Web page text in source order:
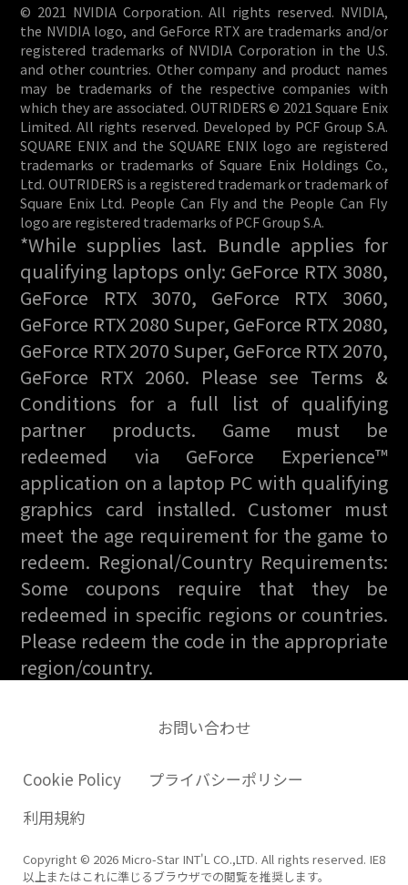
© 2021 NVIDIA Corporation. All rights reserved. NVIDIA,
the NVIDIA logo, and GeForce RTX are trademarks and/or
registered trademarks of NVIDIA Corporation in the U.S.
and other countries. Other company and product names
may be trademarks of the respective companies with
which they are associated. OUTRIDERS © 2021 Square Enix
Limited. All rights reserved. Developed by PCF Group S.A.
SQUARE ENIX and the SQUARE ENIX logo are registered
trademarks or trademarks of Square Enix Holdings Co.,
Ltd. OUTRIDERS is a registered trademark or trademark of
Square Enix Ltd. People Can Fly and the People Can Fly
logo are registered trademarks of PCF Group S.A.
*While supplies last. Bundle applies for
qualifying laptops only: GeForce RTX 3080,
GeForce RTX 3070, GeForce RTX 3060,
GeForce RTX 2080 Super, GeForce RTX 2080,
GeForce RTX 2070 Super, GeForce RTX 2070,
GeForce RTX 2060. Please see Terms &
Conditions for a full list of qualifying
partner products. Game must be
redeemed via GeForce Experience™
application on a laptop PC with qualifying
graphics card installed. Customer must
meet the age requirement for the game to
redeem. Regional/Country Requirements:
Some coupons require that they be
redeemed in specific regions or countries.
Please redeem the code in the appropriate
region/country.
Copyright © 2026 Micro-Star INT'L CO.,LTD. All rights reserved. IE8
以上またはこれに準じるブラウザでの閲覧を推奨します。
Cookie Policy
プライバシーポリシー
利用規約
お問い合わせ